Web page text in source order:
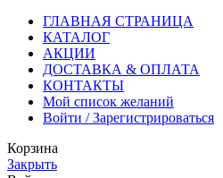
ГЛАВНАЯ СТРАНИЦА
КАТАЛОГ
АКЦИИ
ДОСТАВКА & ОПЛАТА
КОНТАКТЫ
Мой список желаний
Войти / Зарегистрироваться
Корзина
Закрыть